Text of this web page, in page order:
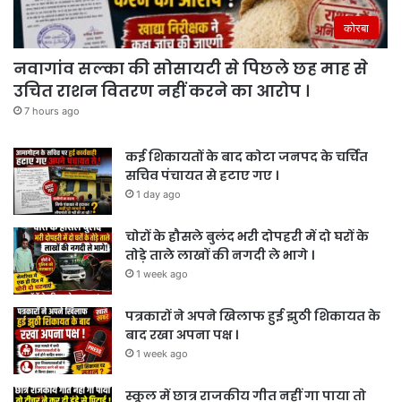
कोरबा
नवागांव सल्का की सोसायटी से पिछले छह माह से
उचित राशन वितरण नहीं करने का आरोप ।
7 hours ago
कई शिकायतों के बाद कोटा जनपद के चर्चित
सचिव पंचायत से हटाए गए ।
1 day ago
चोरों के हौसले बुलंद भरी दोपहरी में दो घरों के
तोड़े ताले लाखों की नगदी ले भागे ।
1 week ago
पत्रकारों ने अपने खिलाफ हुई झुठी शिकायत के
बाद रखा अपना पक्ष ।
1 week ago
स्कूल में छात्र राजकीय गीत नहीं गा पाया तो